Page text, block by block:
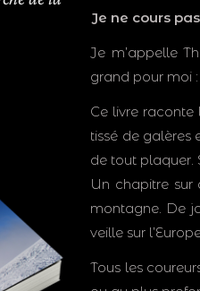
Je ne cours
Je m’appelle
grand pour moi
Ce livre raconte
tissé de galères
de tout plaquer.
Un chapitre sur
montagne. De
veille sur
Tous les